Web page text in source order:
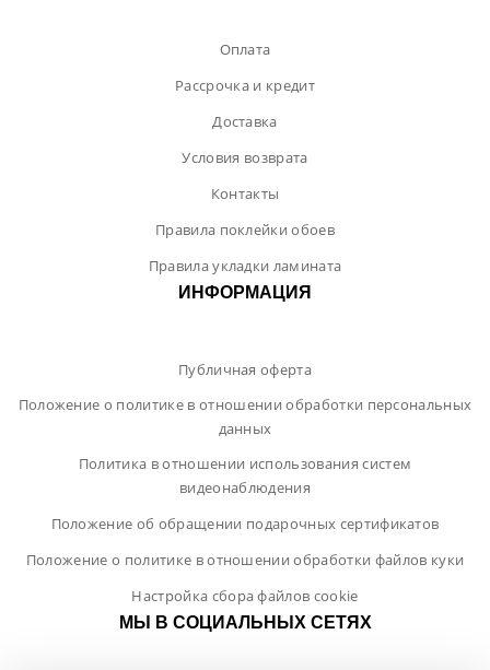
Оплата
Рассрочка и кредит
Доставка
Условия возврата
Контакты
Правила поклейки обоев
Правила укладки ламината
ИНФОРМАЦИЯ
Публичная оферта
Положение о политике в отношении обработки персональных
данных
Политика в отношении использования систем
видеонаблюдения
Положение об обращении подарочных сертификатов
Положение о политике в отношении обработки файлов куки
Настройка сбора файлов cookie
МЫ В СОЦИАЛЬНЫХ СЕТЯХ